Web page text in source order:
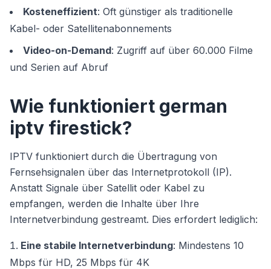
Kosteneffizient: Oft günstiger als traditionelle
Kabel- oder Satellitenabonnements
Video-on-Demand: Zugriff auf über 60.000 Filme
und Serien auf Abruf
Wie funktioniert german
iptv firestick?
IPTV funktioniert durch die Übertragung von
Fernsehsignalen über das Internetprotokoll (IP).
Anstatt Signale über Satellit oder Kabel zu
empfangen, werden die Inhalte über Ihre
Internetverbindung gestreamt. Dies erfordert lediglich:
Eine stabile Internetverbindung: Mindestens 10
Mbps für HD, 25 Mbps für 4K